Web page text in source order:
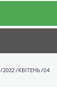
/2022/КВІТЕНЬ /04